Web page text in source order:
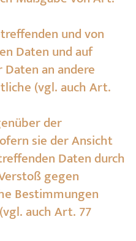
und von
Daten und auf
an andere
(vgl. auch Art.
der
sie der Ansicht
Daten durch
gegen
Bestimmungen
auch Art. 77